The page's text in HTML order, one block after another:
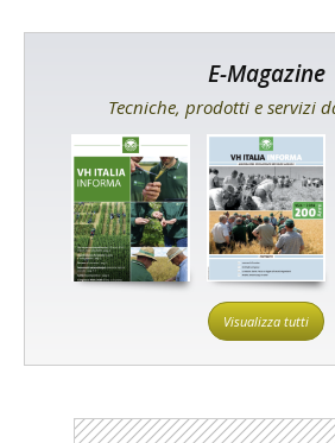
E-Magazine
Tecniche, prodotti e servizi
Visualizza tutti